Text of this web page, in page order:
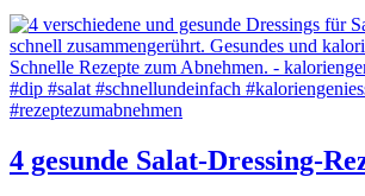
4 gesunde Salat-Dressing-